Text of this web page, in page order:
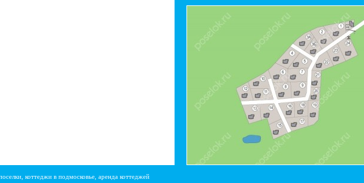
коттеджи в подмосковье, аренда коттеджей